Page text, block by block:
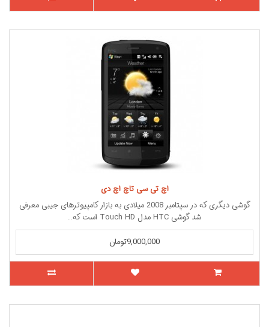
اچ تی سی تاچ اچ دی
گوشی دیگری که در سپتامبر 2008 میلادی به بازار کامپیوترهای جیبی معرفی
شد گوشی HTC مدل Touch HD است که..
9,000,000تومان